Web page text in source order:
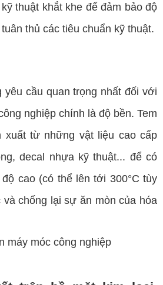
thuật khắt khe để đảm bảo độ
thủ các tiêu chuẩn kỹ thuật.
cầu quan trọng nhất đối với
nghiệp chính là độ bền. Tem
xuất từ những vật liệu cao cấp
decal nhựa kỹ thuật... để có
cao (có thể lên tới 300°C tùy
và chống lại sự ăn mòn của hóa